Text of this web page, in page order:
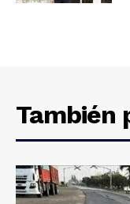
También